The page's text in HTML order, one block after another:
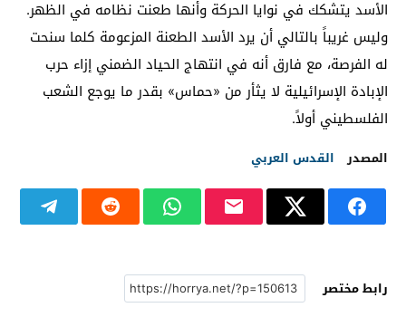
الأسد يتشكك في نوايا الحركة وأنها طعنت نظامه في الظهر.
وليس غريباً بالتالي أن يرد الأسد الطعنة المزعومة كلما سنحت
له الفرصة، مع فارق أنه في انتهاج الحياد الضمني إزاء حرب
الإبادة الإسرائيلية لا يثأر من «حماس» بقدر ما يوجع الشعب
الفلسطيني أولاً.
المصدر القدس العربي
رابط مختصر